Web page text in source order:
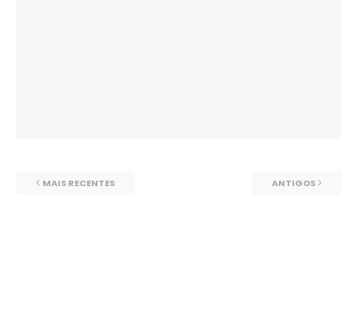
MAIS RECENTES ANTIGOS